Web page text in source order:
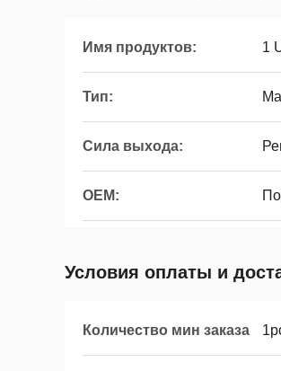
Имя продуктов: 1
Тип:
Сила выхода:
OEM:
Условия оплаты и
Количество мин заказа